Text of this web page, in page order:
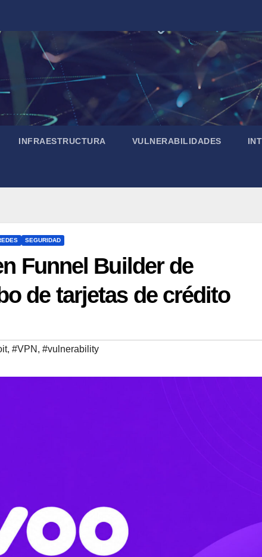
INFRAESTRUCTURA VULNERABILIDADES
SEGURIDAD
Funnel Builder de
de tarjetas de crédito
, #VPN , #vulnerability